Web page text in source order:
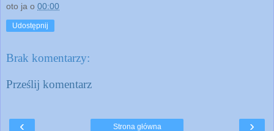
oto ja o 00:00
Udostępnij
Brak komentarzy:
Prześlij komentarz
‹ ›
Strona główna